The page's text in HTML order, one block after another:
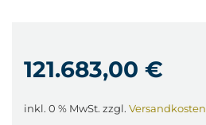
121.683,00 €
inkl. 0 % MwSt. zzgl. Versandkosten